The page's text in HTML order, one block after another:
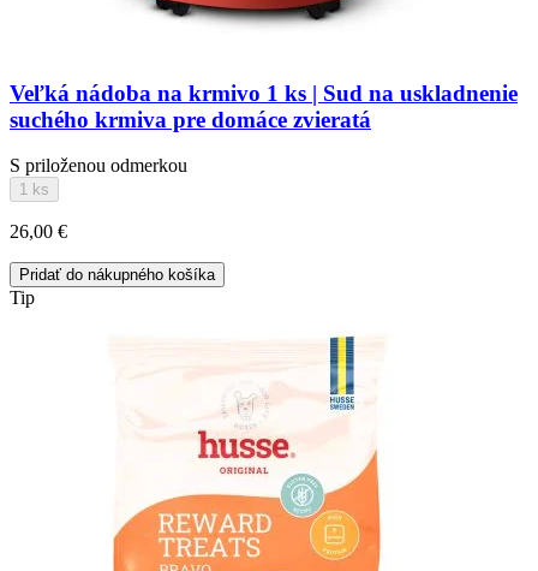
Veľká nádoba na krmivo 1 ks | Sud na uskladnenie
suchého krmiva pre domáce zvieratá
S priloženou odmerkou
1 ks
26,00 €
Pridať do nákupného košíka
Tip